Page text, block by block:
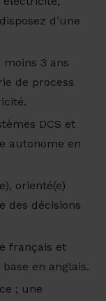
d’une
moins 3 ans
de process
DCS et
autonome en
orienté(e)
des décisions
français et
en anglais.
; une